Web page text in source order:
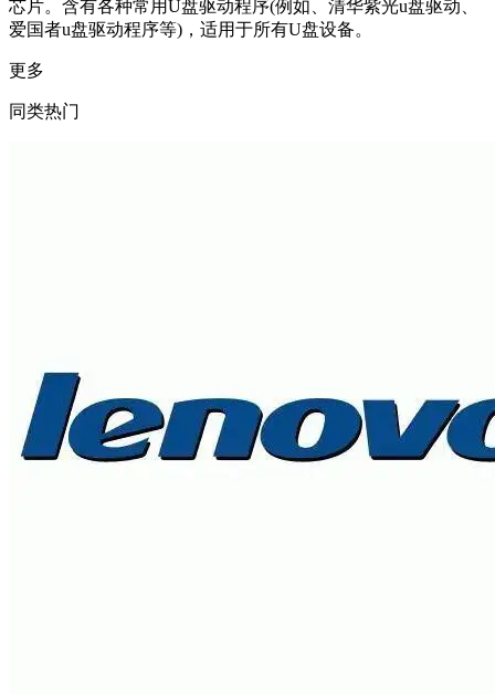
芯片。含有各种常用U盘驱动程序(例如、清华紫光u盘驱动、
爱国者u盘驱动程序等)，适用于所有U盘设备。
更多
同类热门